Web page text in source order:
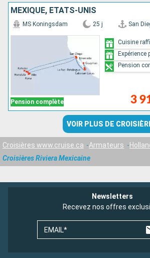
MEXIQUE, ÉTATS-UNIS
Pension complète
MS Koningsdam 25 j San
3
Cuisine
Expérience
Pension
VOIR PLUS DE
Croisières www.cruise.ca Armateurs
Croisières Riviera Mexicaine
Newsletters
Recevez nos offres
EMAIL*